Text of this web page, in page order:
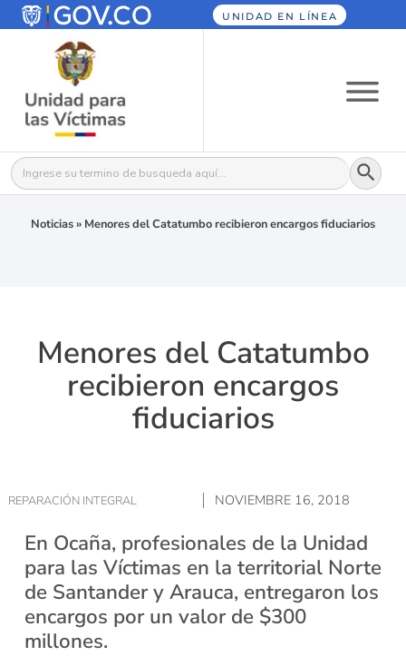
UNIDAD EN LÍNEA
Buscar: Botón
Noticias» Menores del Catatumbo recibieron encargos fiduciarios
Menores del Catatumbo
recibieron encargos
fiduciarios
REPARACIÓN INTEGRAL NOVIEMBRE 16, 2018
En Ocaña, profesionales de la Unidad
para las Víctimas en la territorial Norte
de Santander y Arauca, entregaron los
encargos por un valor de $300
millones.